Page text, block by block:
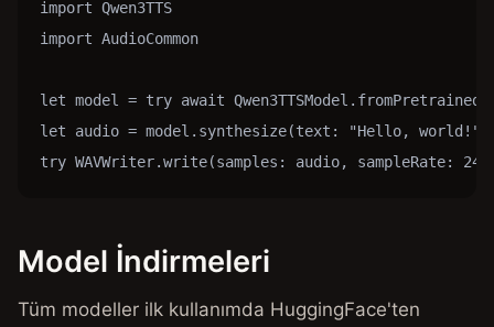
import Qwen3TTS
import AudioCommon
let model = try await
let audio = model.synthesize(text: "Hello, world!",
try WAVWriter.write(samples: audio, sampleRate:
Model İndirmeleri
Tüm modeller ilk kullanımda HuggingFace'ten